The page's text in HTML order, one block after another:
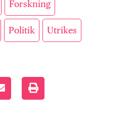
Forskning
Politik Utrikes